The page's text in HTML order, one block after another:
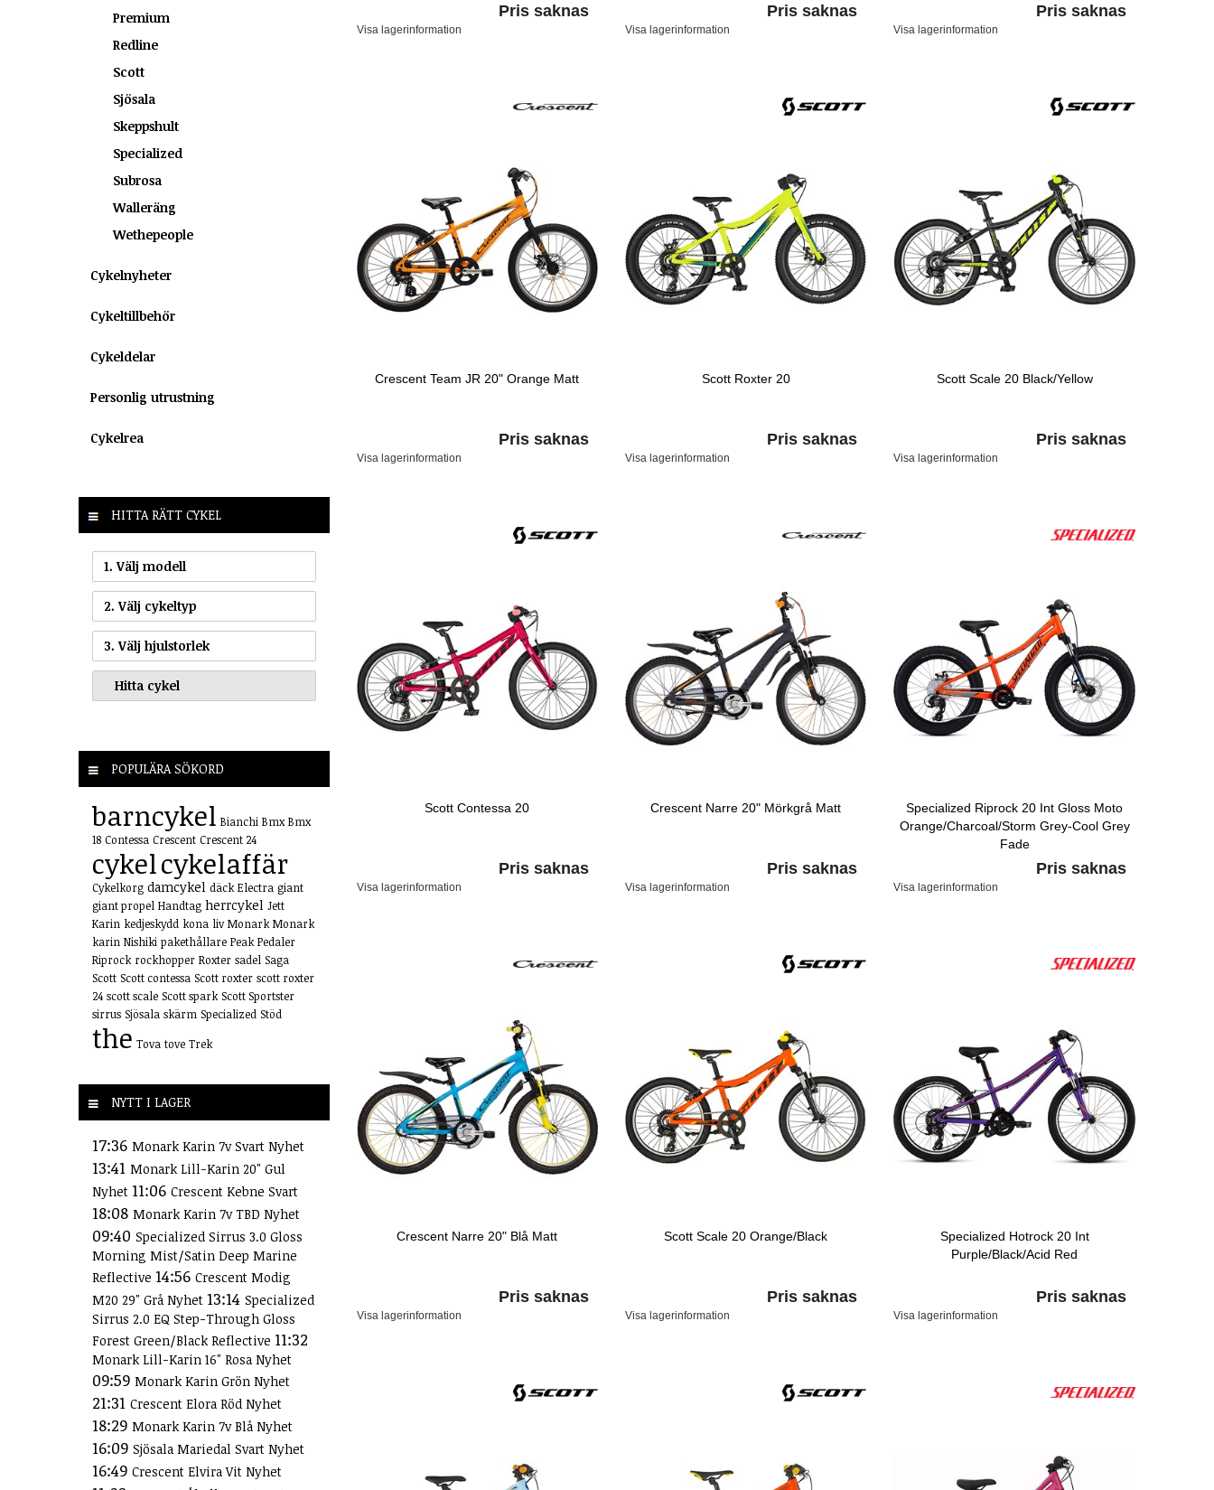
Premium
Redline
Scott
Sjösala
Skeppshult
Specialized
Subrosa
Walleräng
Wethepeople
Cykelnyheter
Cykeltillbehör
Cykeldelar
Personlig utrustning
Cykelrea
HITTA RÄTT CYKEL
1. Välj modell
2. Välj cykeltyp
3. Välj hjulstorlek
POPULÄRA SÖKORD
barncykel Bianchi Bmx Bmx
18 Contessa Crescent Crescent 24
cykelcykelaffär
Cykelkorg damcykel däck Electra giant
giant propel Handtag herrcykel Jett
Karin kedjeskydd kona liv Monark Monark
karin Nishiki pakethållare Peak Pedaler
Riprock rockhopper Roxter sadel Saga
Scott Scott contessa Scott roxter scott roxter
24 scott scale Scott spark Scott Sportster
sirrus Sjösala skärm Specialized Stöd
the Tova tove Trek
NYTT I LAGER
17:36 Monark Karin 7v Svart Nyhet
13:41 Monark Lill-Karin 20" Gul
Nyhet 11:06 Crescent Kebne Svart
18:08 Monark Karin 7v TBD Nyhet
09:40 Specialized Sirrus 3.0 Gloss
Morning Mist/Satin Deep Marine
Reflective 14:56 Crescent Modig
M20 29" Grå Nyhet 13:14 Specialized
Sirrus 2.0 EQ Step-Through Gloss
Forest Green/Black Reflective 11:32
Monark Lill-Karin 16" Rosa Nyhet
09:59 Monark Karin Grön Nyhet
21:31 Crescent Elora Röd Nyhet
18:29 Monark Karin 7v Blå Nyhet
16:09 Sjösala Mariedal Svart Nyhet
16:49 Crescent Elvira Vit Nyhet
Pris saknas
Visa lagerinformation
Pris saknas
Visa lagerinformation
Pris saknas
Visa lagerinformation
Crescent Team JR 20" Orange Matt
Pris saknas
Visa lagerinformation
Scott Roxter 20
Pris saknas
Visa lagerinformation
Scott Scale 20 Black/Yellow
Pris saknas
Visa lagerinformation
Scott Contessa 20
Pris saknas
Visa lagerinformation
Crescent Narre 20" Mörkgrå Matt
Pris saknas
Visa lagerinformation
Specialized Riprock 20 Int Gloss Moto
Orange/Charcoal/Storm Grey-Cool Grey
Fade
Pris saknas
Visa lagerinformation
Crescent Narre 20" Blå Matt
Pris saknas
Visa lagerinformation
Scott Scale 20 Orange/Black
Pris saknas
Visa lagerinformation
Specialized Hotrock 20 Int
Purple/Black/Acid Red
Pris saknas
Visa lagerinformation